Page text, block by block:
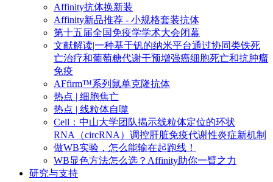
Affinity抗体换新装
Affinity新品推荐 - 小规格套装抗体
第十五届全国免疫学学术大会闭幕
文献解读|一种基于钒的纳米平台通过协同类铁死
亡治疗和葡萄糖代谢干预增强癌细胞死亡和抗肿瘤
免疫
AFfirm™系列鼠单克隆抗体
热点 | 细胞焦亡
热点 | 线粒体自噬
Cell：中山大学团队揭示线粒体定位的环状
RNA（circRNA）调控肝脏免疫代谢性炎症新机制
做WB实验，怎么能输在起跑线！
WB显色方法怎么选？Affinity助你一臂之力
研究与支持